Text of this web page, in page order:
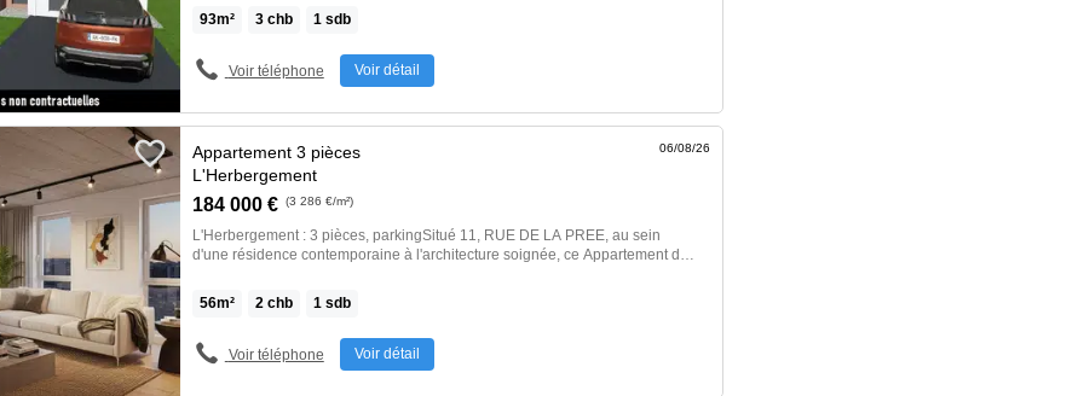
chauffage économique avec plancher chauffant, meuble vasque avec
mitigeurs Hansgrohe, faïences jusqu'à 30x90 et carrelage jusqu'à
besoins et de votre budget. Avec KMO, faire construire : c'est facile
!Contactez-nous pour un devis gratuit, rapide […] Voir l’annonce immobilière
93m² 3chb 1sdb
Voir téléphone Voir détail
184 000 € (3 286 €/m²)
Appartement 3 pièces
L'Herbergement
L'Herbergement : 3 pièces, parkingSitué 11, RUE DE LA PREE, au sein
d'une résidence contemporaine à l'architecture soignée, ce Appartement de
pour conjuguer confort, fonctionnalité et qualité de vie au
quotidien.L'agencement intérieur a été étudié avec attention afin de
comprend une entrée, un séjour lumineux avec cuisine ouverte, idéal pour
partager des moments conviviaux dans un espace de vie moderne et
56m² 2chb 1sdb
06/08/26
Voir téléphone Voir détail